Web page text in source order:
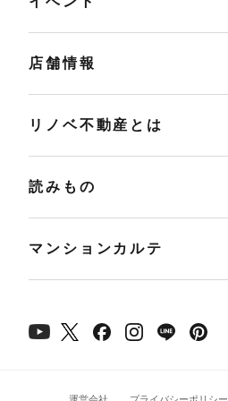
店舗情報
リノベ不動産とは
読みもの
マンションカルテ